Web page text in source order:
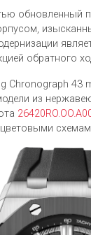
обновленный
обратного
Chronograph 43
из